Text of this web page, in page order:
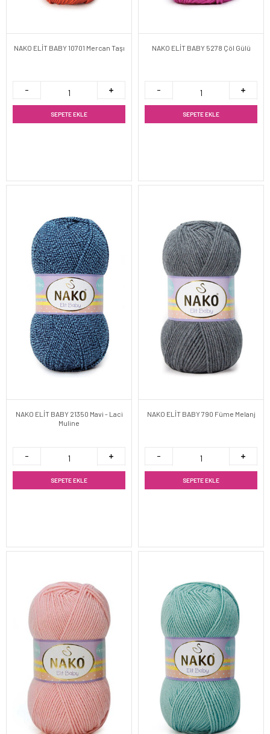
NAKO ELİT BABY 10701 Mercan Taşı
SEPETE EKLE
NAKO ELİT BABY 5278 Çöl Gülü
SEPETE EKLE
NAKO ELİT BABY 21350 Mavi - Laci
Muline
SEPETE EKLE
NAKO ELİT BABY 790 Füme Melanj
SEPETE EKLE